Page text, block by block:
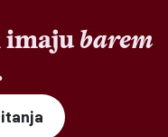
imaju barem